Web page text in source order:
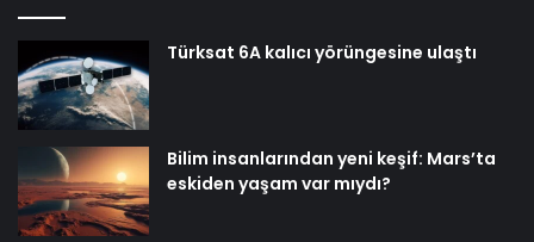
Türksat 6A kalıcı yörüngesine ulaştı
Bilim insanlarından yeni keşif: Mars’ta
eskiden yaşam var mıydı?